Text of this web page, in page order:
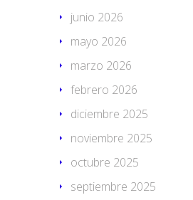
junio 2026
mayo 2026
marzo 2026
febrero 2026
diciembre 2025
noviembre 2025
octubre 2025
septiembre 2025